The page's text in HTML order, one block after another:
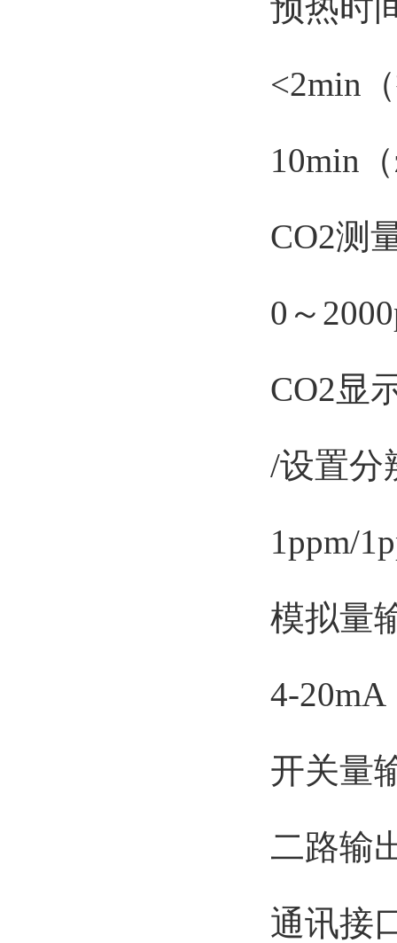
<2min（
10min（
CO2测
0～
CO2显示
/设置分
1ppm/
模拟量
4-20mA
开关量
二路输
通讯接